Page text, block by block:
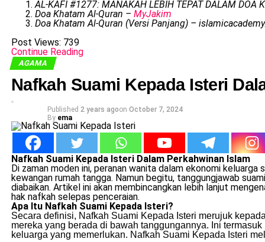
AL-KAFI #1277: MANAKAH LEBIH TEPAT DALAM DOA
Doa Khatam Al-Quran – MyJakim
Doa Khatam Al-Quran (Versi Panjang) –
Post Views: 739
Continue Reading
AGAMA
Nafkah Suami Kepada Isteri
Published 2 years agoon October 7, 2024
By ema
Nafkah Suami Kepada Isteri Dalam Perkahwinan Islam
Di zaman moden ini, peranan wanita dalam ekonomi
kewangan rumah tangga. Namun begitu, tanggungjawab
diabaikan. Artikel ini akan membincangkan lebih lanjut
hak nafkah selepas penceraian.
Apa Itu Nafkah Suami Kepada Isteri?
Secara definisi, Nafkah Suami Kepada Isteri merujuk
mereka yang berada di bawah tanggungannya. Ini
keluarga yang memerlukan. Nafkah Suami Kepada Isteri